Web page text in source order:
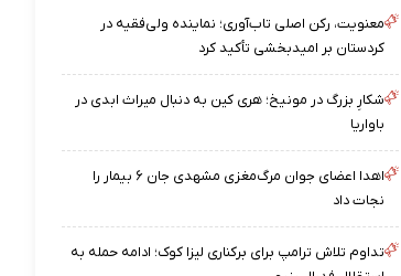
معنویت، رکن اصلی تاب‌آوری؛ نماینده ولی‌فقیه در
کردستان بر امیدبخشی تأکید کرد
شکارِ بزرگ در مونیخ؛ هری کین به دنبال میراث ابدی در
باواریا
اهدا اعضای جوان مرگ‌مغزی مشهدی جان ۶ بیمار را
نجات داد
تداوم تلاش ترامپ برای برکناری لیزا کوک؛ ادامه حمله به